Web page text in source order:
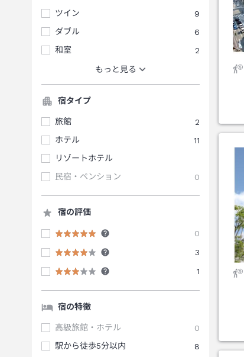
ツイン
9
ダブル
6
和室
2
もっと見る
宿タイプ
旅館
2
ホテル
11
リゾートホテル
民宿・ペンション
0
宿の評価
0
3
1
宿の特徴
高級旅館・ホテル
0
駅から徒歩5分以内
8